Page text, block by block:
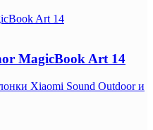
Art 14
MagicBook Art 14
Xiaomi Sound Outdoor и